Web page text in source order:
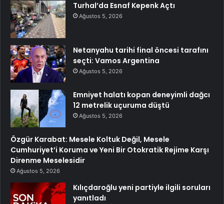
Turhal’da Esnaf Kepenk Açtı
Ağustos 5, 2026
Netanyahu tarihi final öncesi tarafını
seçti: Vamos Argentina
Ağustos 5, 2026
Emniyet halatı kopan deneyimli dağcı
12 metrelik uçuruma düştü
Ağustos 5, 2026
Özgür Karabat: Mesele Koltuk Değil, Mesele
Cumhuriyet’i Koruma ve Yeni Bir Otokratik Rejime Karşı
Direnme Meselesidir
Ağustos 5, 2026
Kılıçdaroğlu yeni partiyle ilgili soruları
yanıtladı